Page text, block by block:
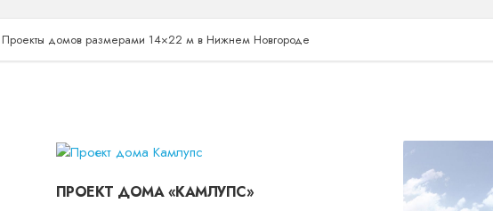
Проекты домов размерами 14×22 м в Нижнем Новгороде
ПРОЕКТ ДОМА «КАМЛУПС»